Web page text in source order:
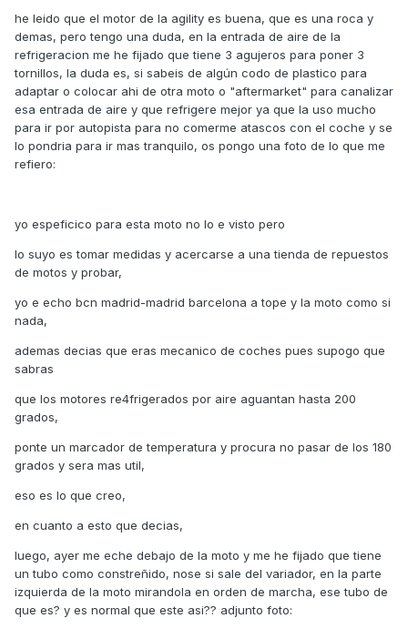
he leido que el motor de la agility es buena, que es una roca y
demas, pero tengo una duda, en la entrada de aire de la
refrigeracion me he fijado que tiene 3 agujeros para poner 3
tornillos, la duda es, si sabeis de algún codo de plastico para
adaptar o colocar ahi de otra moto o "aftermarket" para canalizar
esa entrada de aire y que refrigere mejor ya que la uso mucho
para ir por autopista para no comerme atascos con el coche y se
lo pondria para ir mas tranquilo, os pongo una foto de lo que me
refiero:
yo espeficico para esta moto no lo e visto pero
lo suyo es tomar medidas y acercarse a una tienda de repuestos
de motos y probar,
yo e echo bcn madrid-madrid barcelona a tope y la moto como si
nada,
ademas decias que eras mecanico de coches pues supogo que
sabras
que los motores re4frigerados por aire aguantan hasta 200
grados,
ponte un marcador de temperatura y procura no pasar de los 180
grados y sera mas util,
eso es lo que creo,
en cuanto a esto que decias,
luego, ayer me eche debajo de la moto y me he fijado que tiene
un tubo como constreñido, nose si sale del variador, en la parte
izquierda de la moto mirandola en orden de marcha, ese tubo de
que es? y es normal que este asi?? adjunto foto: